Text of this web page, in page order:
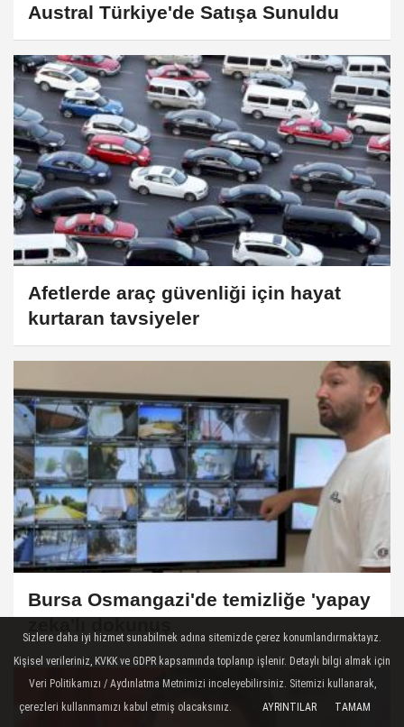
Austral Türkiye'de Satışa Sunuldu
Afetlerde araç güvenliği için hayat
kurtaran tavsiyeler
Bursa Osmangazi'de temizliğe 'yapay
Sizlere daha iyi hizmet sunabilmek adına sitemizde çerez konumlandırmaktayız.
Kişisel verileriniz, KVKK ve GDPR kapsamında toplanıp işlenir. Detaylı bilgi almak için
Veri Politikamızı / Aydınlatma Metnimizi inceleyebilirsiniz. Sitemizi kullanarak,
çerezleri kullanmamızı kabul etmiş olacaksınız.
AYRINTILAR TAMAM